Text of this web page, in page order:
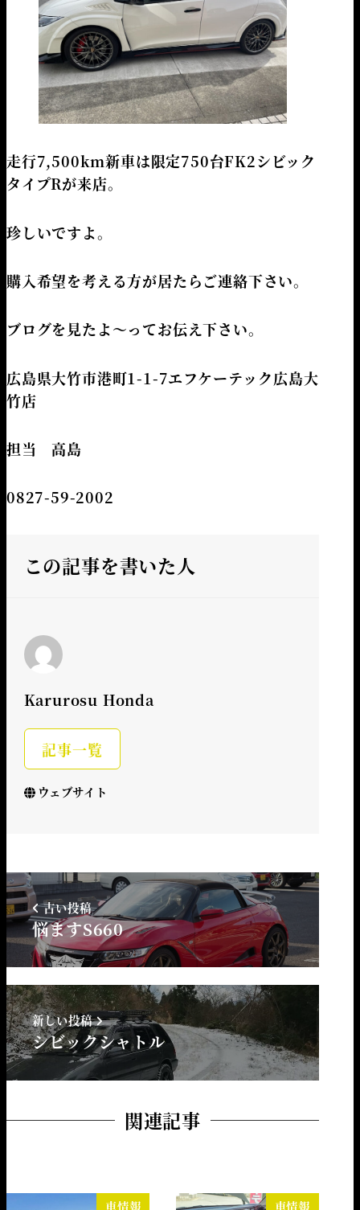
走行7,500km新車は限定750台FK2シビック
タイプRが来店。
珍しいですよ。
購入希望を考える方が居たらご連絡下さい。
ブログを見たよ～ってお伝え下さい。
広島県大竹市港町1-1-7エフケーテック広島大
竹店
担当 高島
0827-59-2002
この記事を書いた人
Karurosu Honda
記事一覧
ウェブサイト
古い投稿
悩ますS660
新しい投稿
シビックシャトル
関連記事
車情報 車情報